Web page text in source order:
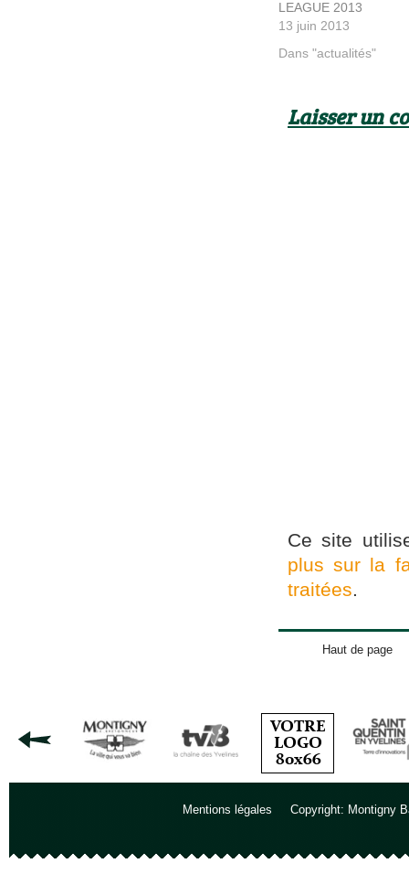
LEAGUE 2013
13 juin 2013
Dans "actualités"
Laisser un
Ce site
plus sur la
traitées.
Haut de page
Mentions légales Copyright: Montigny